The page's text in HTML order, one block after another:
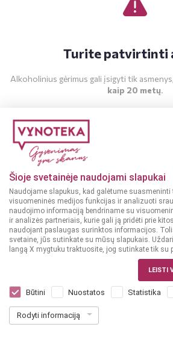
Šioje svetainėje naudojami slapukai
Naudojame slapukus, kad galėtume
visuomeninės medijos funkcijas ir analizuoti
naudojimo informaciją bendriname su
ir analizės partneriais, kurie gali ją pridėti prie
naudojant paslaugas surinktos informacijos.
svetaine, jūs sutinkate su mūsų slapukais.
langą X mygtuku traktuosite, jog sutinkate tik su
LEISTI
Būtini Nuostatos Statistika
Rodyti informaciją
Turite patvirtinti
Alkoholinius gėrimus gali įsigyti tik
kaip 20 metų.
Laurent Lequart Blanc de
Dar nėra balsų, galite įvertinti
99